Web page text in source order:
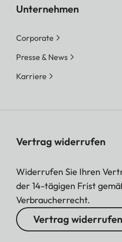
Unternehmen
Corporate
Presse & News
Karriere
Vertrag widerrufen
Widerrufen Sie Ihren
der 14-tägigen Frist
Verbraucherrecht.
Vertrag widerrufen